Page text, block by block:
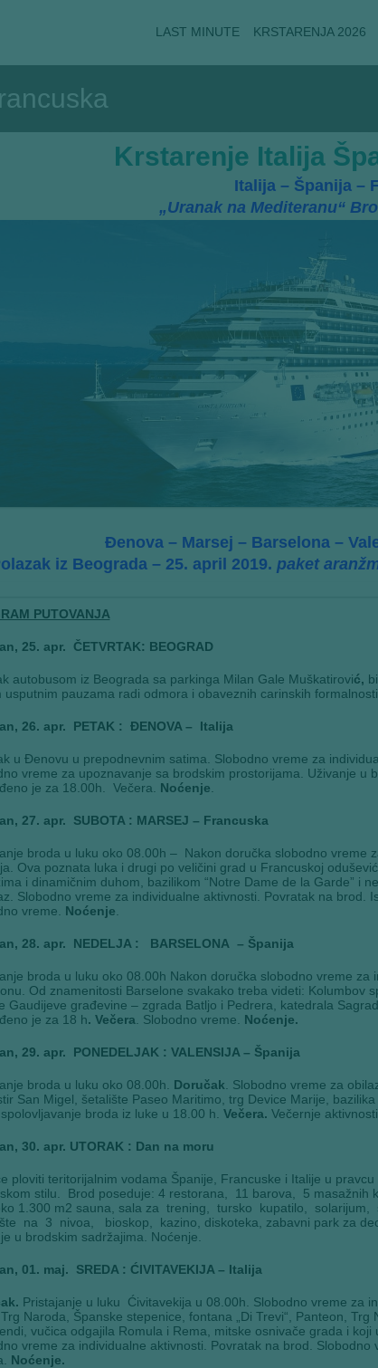
LAST MINUTE KRSTARENJA 2026
Krstarenje Italija
Italija – Španija –
„Uranak na Mediteranu“
Đenova – Marsej – Barselona –
iz Beograda – 25. april 2019. paket
PUTOVANJA
25. apr. ČETVRTAK: BEOGRAD
autobusom iz Beograda sa parkinga Milan Gale Muškatirović,
usputnim pauzama radi odmora i obaveznih carinskih formalnosti.
26. apr. PETAK : ĐENOVA – Italija
u Đenovu u prepodnevnim satima. Slobodno vreme za
vreme za upoznavanje sa brodskim prostorijama. Uživanje u
je za 18.00h. Večera. Noćenje
27. apr. SUBOTA : MARSEJ – Francuska
broda u luku oko 08.00h – Nakon doručka slobodno vreme
Ova poznata luka i drugi po veličini grad u Francuskoj
i dinamičnim duhom, bazilikom “Notre Dame de la Garde” i
Slobodno vreme za individualne aktivnosti. Povratak na brod.
vreme. Noćenje
28. apr. NEDELJA : BARSELONA – Španija
broda u luku oko 08.00h Nakon doručka slobodno vreme
Od znamenitosti Barselone svakako treba videti: Kolumbov
Gaudijeve građevine – zgrada Batljo i Pedrera, katedrala
je za 18 h. Večera . Slobodno vreme. Noćenje.
29. apr. PONEDELJAK : VALENSIJA – Španija
broda u luku oko 08.00h. Doručak . Slobodno vreme za
San Migel, šetalište Paseo Maritimo, trg Device Marije,
broda iz luke u 18.00 h. Večera. Večernje aktivnosti.
30. apr. UTORAK : Dan na moru
ploviti teritorijalnim vodama Španije, Francuske i Italije u
stilu. Brod poseduje: 4 restorana, 11 barova, 5 masažnih
1.300 m2 sauna, sala za trening, tursko kupatilo,
na 3 nivoa, bioskop, kazino, diskoteka, zabavni park za
u brodskim sadržajima. Noćenje.
01. maj. SREDA : ĆIVITAVEKIJA – Italija
Pristajanje u luku Ćivitavekija u 08.00h. Slobodno vreme za
Naroda, Španske stepenice, fontana „Di Trevi“, Panteon,
vučica odgajila Romula i Rema, mitske osnivače grada i
vreme za individualne aktivnosti. Povratak na brod.
Noćenje.